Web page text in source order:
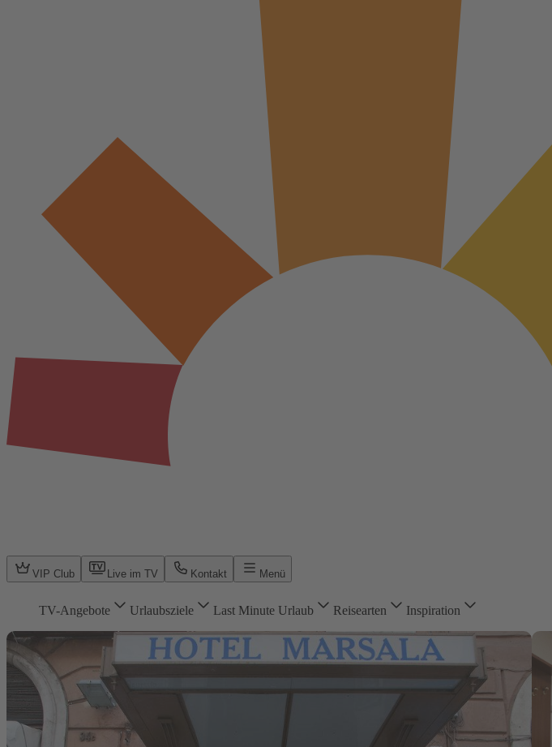
VIP Club Live im TV Kontakt Menü
TV-Angebote Urlaubsziele Last Minute Urlaub Reisearten Inspiration